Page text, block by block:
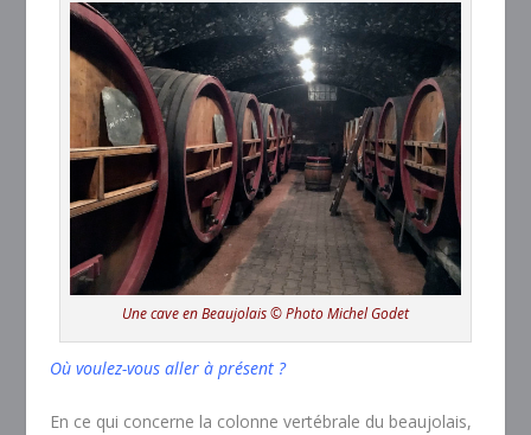
Une cave en Beaujolais © Photo Michel Godet
Où voulez-vous aller à présent ?
En ce qui concerne la colonne vertébrale du beaujolais,